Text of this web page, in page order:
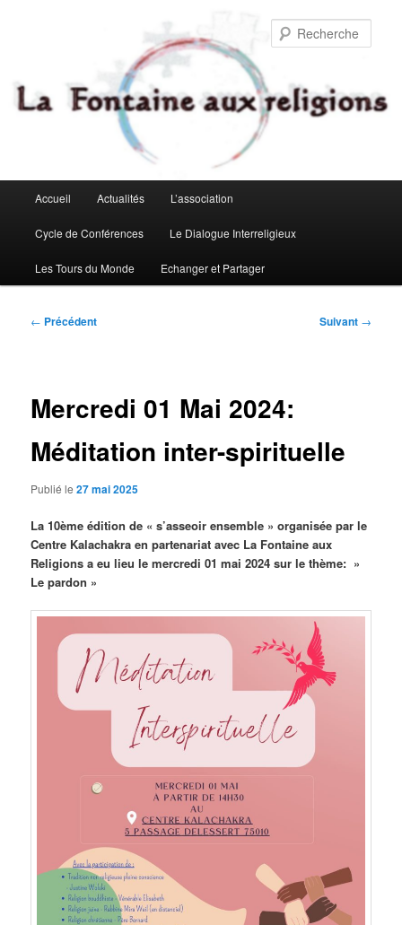
principal
Accueil Actualités L’association
Cycle de Conférences Le Dialogue Interreligieux
Les Tours du Monde Echanger et Partager
Navigation
← Précédent Suivant →
Mercredi 01 Mai 2024:
Méditation inter-spirituelle
Publié le27 mai 2025
La 10ème édition de « s’asseoir ensemble » organisée par le
Centre Kalachakra en partenariat avec La Fontaine aux
Religions a eu lieu le mercredi 01 mai 2024 sur le thème: »
Le pardon »